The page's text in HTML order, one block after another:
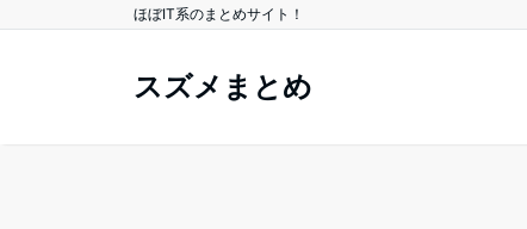
ほぼIT系のまとめサイト！
スズメまとめ